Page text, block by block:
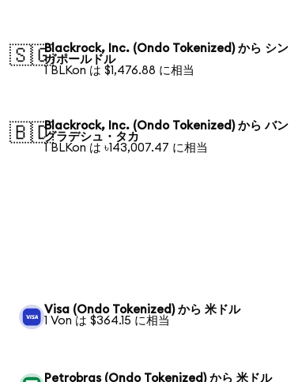
🇸🇬Blackrock, Inc. (Ondo Tokenized) から シン
ガポールドル
1 BLKon は $1,476.88 に相当
🇧🇩Blackrock, Inc. (Ondo Tokenized) から バン
グラデシュ・タカ
1 BLKon は ৳143,007.47 に相当
Visa (Ondo Tokenized) から 米ドル
1 Von は $364.15 に相当
Petrobras (Ondo Tokenized) から 米ドル